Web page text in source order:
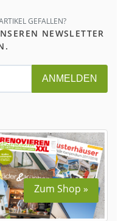
GEFALLEN?
NEWSLETTER
ANMELDEN
Zum Shop »